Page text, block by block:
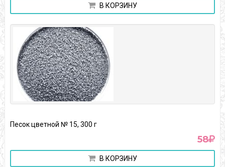
В КОРЗИНУ
Песок цветной № 15, 300 г
58
В КОРЗИНУ